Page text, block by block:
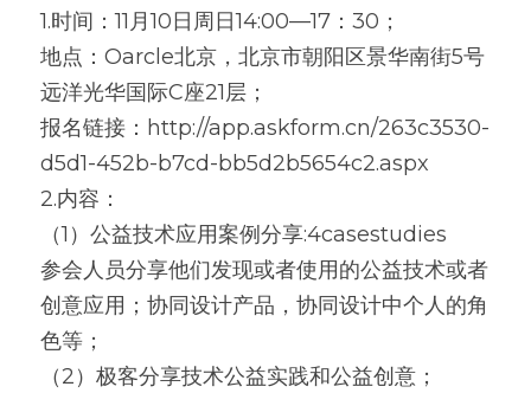
1.时间：11月10日周日14:00—17：30；
地点：Oarcle北京，北京市朝阳区景华南街5号
远洋光华国际C座21层；
报名链接：http://app.askform.cn/263c3530-
d5d1-452b-b7cd-bb5d2b5654c2.aspx
2.内容：
（1）公益技术应用案例分享:4casestudies
参会人员分享他们发现或者使用的公益技术或者
创意应用；协同设计产品，协同设计中个人的角
色等；
（2）极客分享技术公益实践和公益创意；